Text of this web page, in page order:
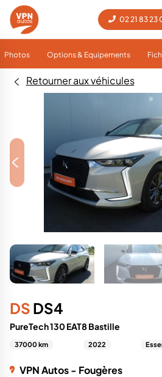
02 21 83 23
Photos Options & Equipements
Retourner aux véhicules
<
DS DS4
PureTech 130 EAT8 Bastille
37000 km 2022
VPN Autos - Fougères